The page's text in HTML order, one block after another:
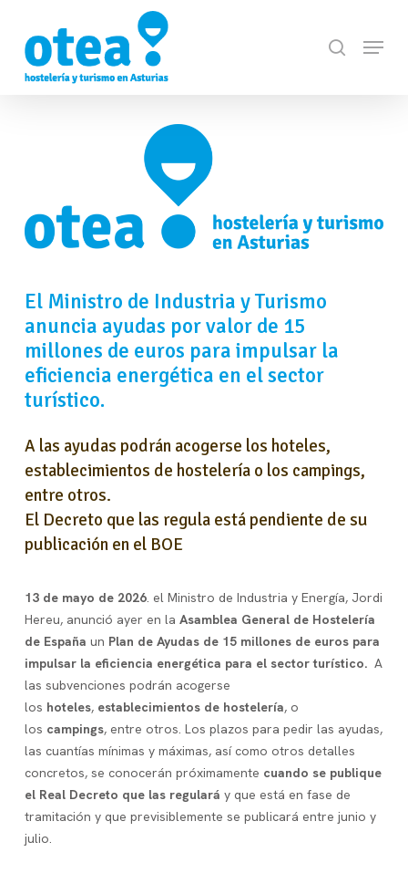
main
search
Menu
El Ministro de Industria y Turismo
anuncia ayudas por valor de 15
millones de euros para impulsar la
eficiencia energética en el sector
turístico.
A las ayudas podrán acogerse los hoteles,
establecimientos de hostelería o los campings,
entre otros.
El Decreto que las regula está pendiente de su
publicación en el BOE
13 de mayo de 2026. el Ministro de Industria y Energía, Jordi
Hereu, anunció ayer en laAsamblea General de Hostelería
de Españaun Plan de Ayudas de 15 millones de euros para
impulsar la eficiencia energética para el sector turístico.A
las subvenciones podrán acogerse
los hoteles, establecimientos de hostelería, o
los campings, entre otros. Los plazos para pedir las ayudas,
las cuantías mínimas y máximas, así como otros detalles
concretos, se conocerán próximamente cuando se publique
el Real Decreto que las regulará y que está en fase de
tramitación y que previsiblemente se publicará entre junio y
julio.
Close